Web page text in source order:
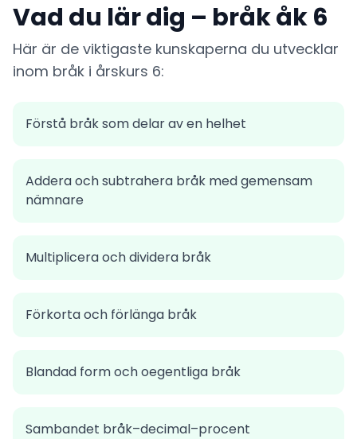
Vad du lär dig – bråk åk 6
Här är de viktigaste kunskaperna du utvecklar
inom bråk i årskurs 6:
Förstå bråk som delar av en helhet
Addera och subtrahera bråk med gemensam
nämnare
Multiplicera och dividera bråk
Förkorta och förlänga bråk
Blandad form och oegentliga bråk
Sambandet bråk–decimal–procent